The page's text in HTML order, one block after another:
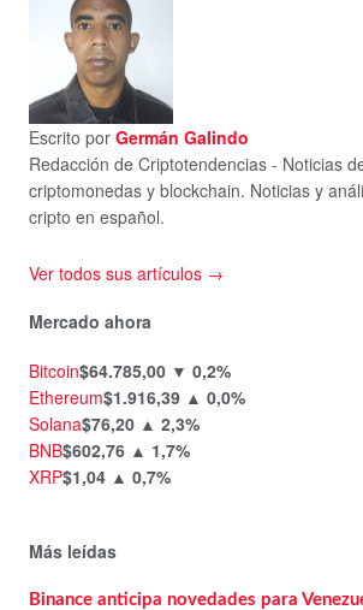
Escrito por Germán Galindo
Redacción de Criptotendencias - Noticias
criptomonedas y blockchain. Noticias y
cripto en español.
Ver todos sus artículos →
Mercado ahora
Bitcoin$64.785,00 ▼ 0,2%
Ethereum$1.916,39 ▲ 0,0%
Solana$76,20 ▲ 2,3%
BNB$602,76 ▲ 1,7%
XRP$1,04 ▲ 0,7%
Más leídas
Binance anticipa novedades para